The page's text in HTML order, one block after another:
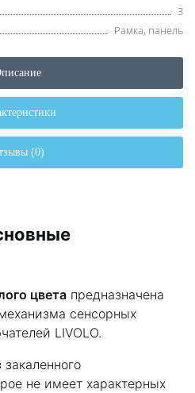
3
Рамка, панель
(0)
цвета предназначена
сенсорных
LIVOLO.
не имеет характерных